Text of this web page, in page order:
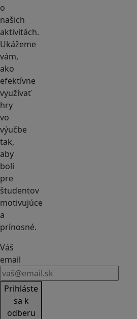
o
našich
aktivitách.
Ukážeme
vám,
ako
efektívne
využívať
hry
vo
výučbe
tak,
aby
boli
pre
študentov
motivujúce
a
prínosné.
Váš
email
Prihláste
sa k
odberu